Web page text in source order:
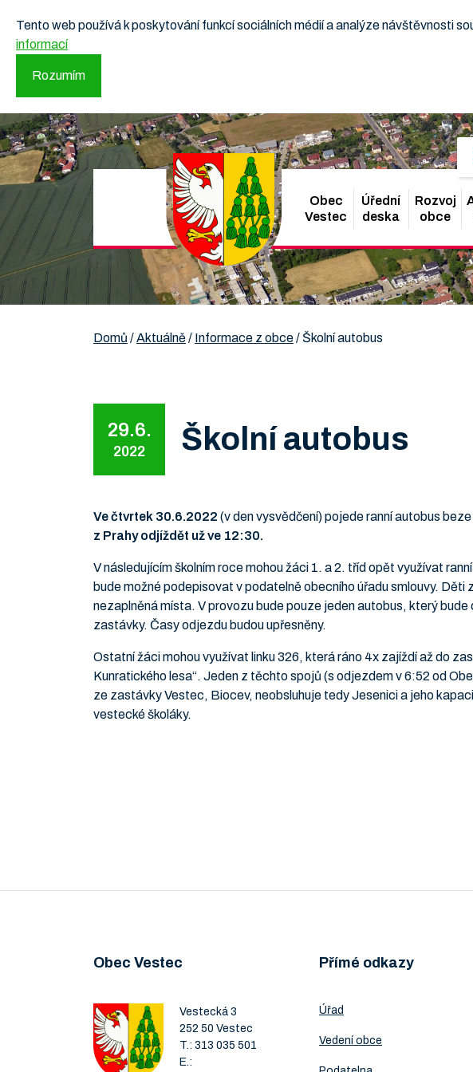
Tento web používá k poskytování funkcí sociálních médií a analýze návštěvnosti
informací
Rozumím
Obec
Vestec
Úřední
deska
Rozvoj
obce
Domů /Aktuálně/ Informace z obce/Školní autobus
29.6.
2022 Školní autobus
Ve čtvrtek 30.6.2022 (v den vysvědčení) pojede ranní autobus
z Prahy odjíždět už ve 12:30.
V následujícím školním roce mohou žáci 1. a 2. tříd opět využívat
bude možné podepisovat v podatelně obecního úřadu smlouvy. Děti
nezaplněná místa. V provozu bude pouze jeden autobus, který
zastávky. Časy odjezdu budou upřesněny.
Ostatní žáci mohou využívat linku 326, která ráno 4x zajíždí až do
Kunratického lesa“. Jeden z těchto spojů (s odjezdem v 6:52 od
ze zastávky Vestec, Biocev, neobsluhuje tedy Jesenici a jeho
vestecké školáky.
Obec Vestec
Vestecká 3
252 50 Vestec
T.: 313 035 501
E.:
Přímé odkazy
Úřad
Vedení obce